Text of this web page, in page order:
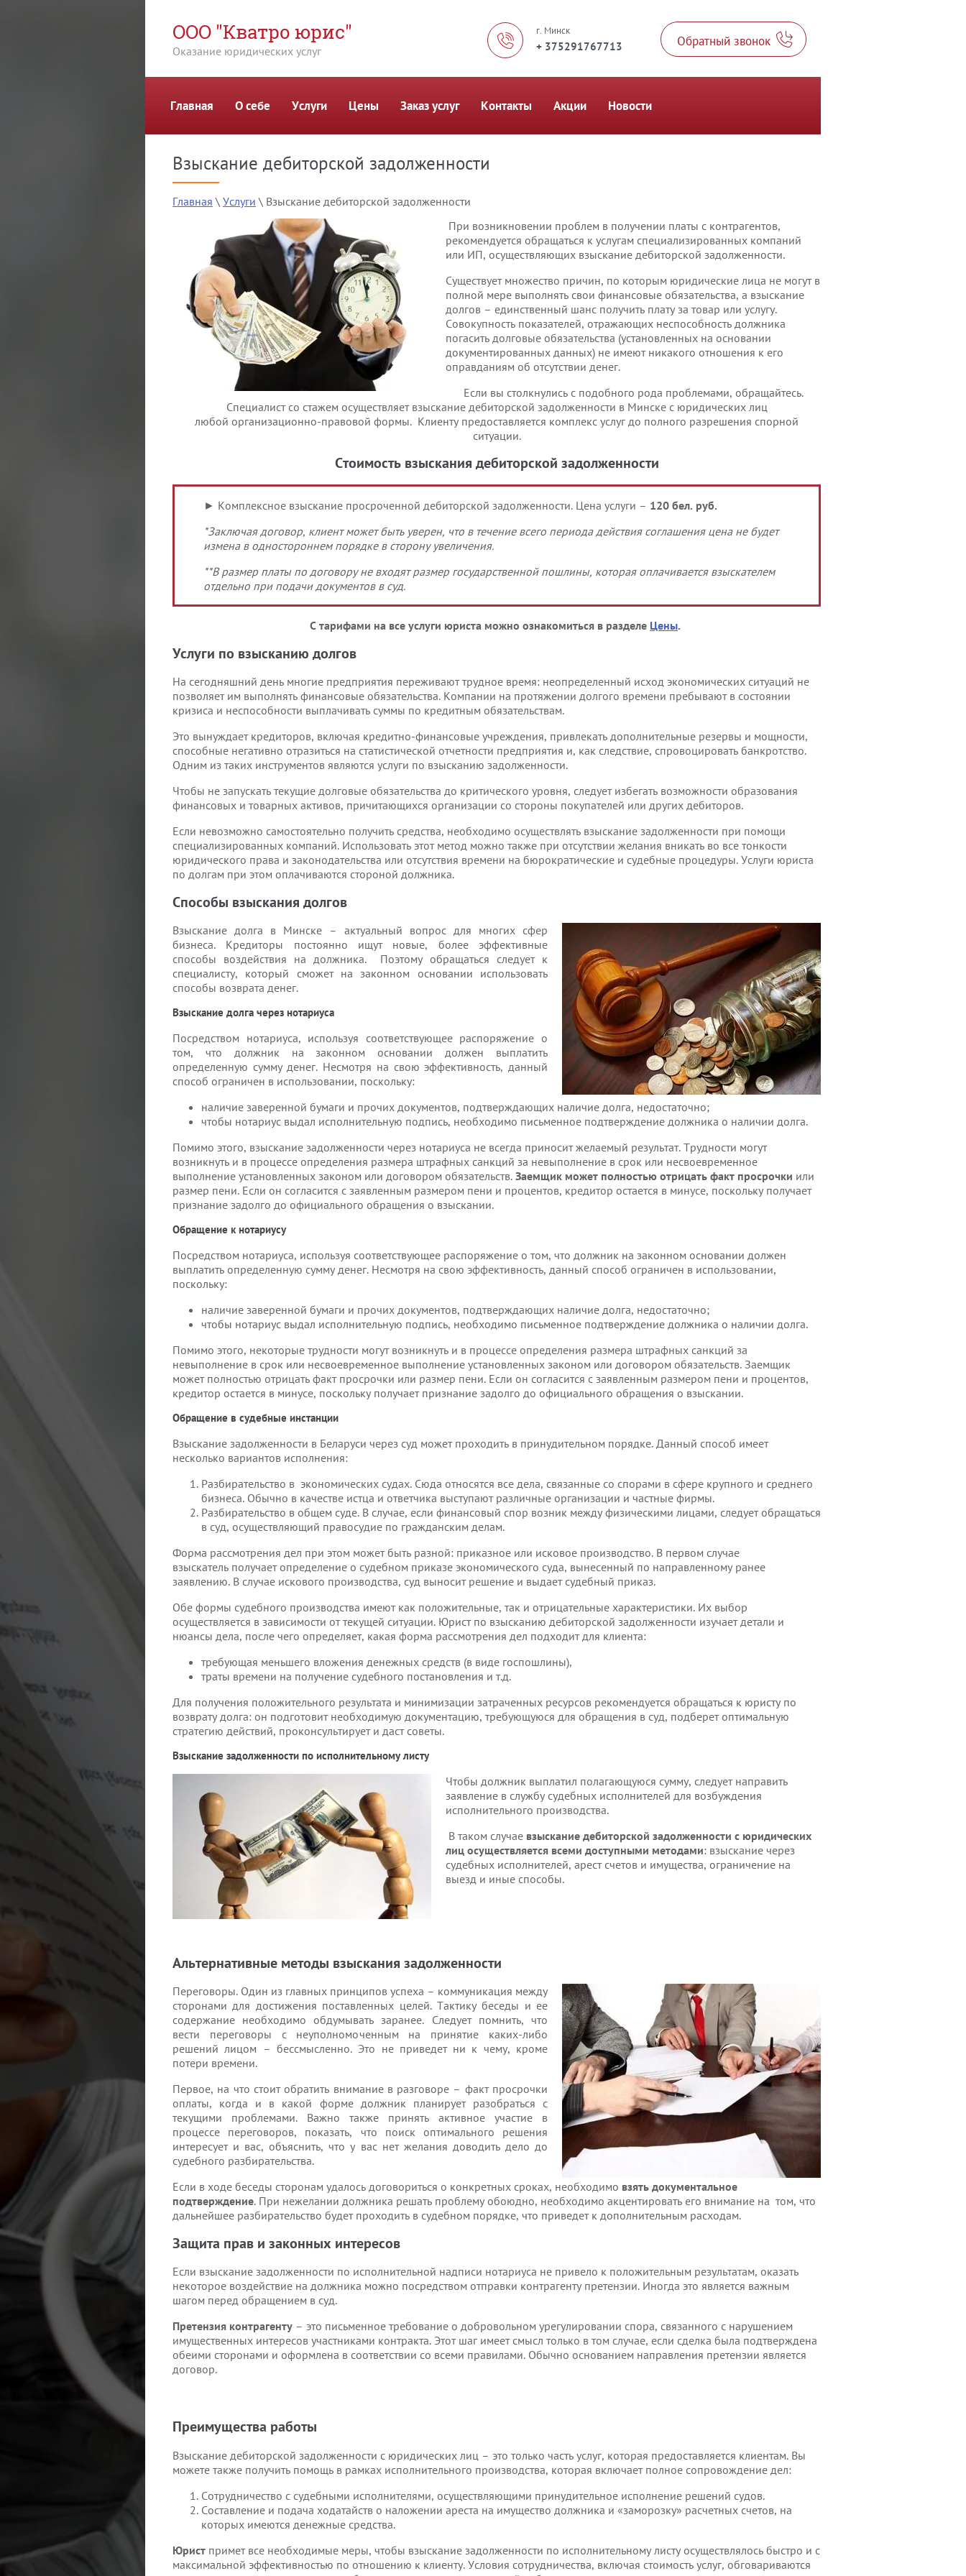
ООО "Кватро юрис"
Оказание юридических услуг
г. Минск
+ 375291767713 Обратный звонок
Главная О себе Услуги Цены Заказ услуг Контакты Акции Новости
Взыскание дебиторской задолженности
Главная \ Услуги \ Взыскание дебиторской задолженности
При возникновении проблем в получении платы с контрагентов,
рекомендуется обращаться к услугам специализированных компаний
или ИП, осуществляющих взыскание дебиторской задолженности.
Существует множество причин, по которым юридические лица не могут в
полной мере выполнять свои финансовые обязательства, а взыскание
долгов – единственный шанс получить плату за товар или услугу.
Совокупность показателей, отражающих неспособность должника
погасить долговые обязательства (установленных на основании
документированных данных) не имеют никакого отношения к его
оправданиям об отсутствии денег.
Если вы столкнулись с подобного рода проблемами, обращайтесь.
Специалист со стажем осуществляет взыскание дебиторской задолженности в Минске с юридических лиц
любой организационно-правовой формы. Клиенту предоставляется комплекс услуг до полного разрешения спорной
ситуации.
Стоимость взыскания дебиторской задолженности
► Комплексное взыскание просроченной дебиторской задолженности. Цена услуги – 120 бел. руб.
*Заключая договор, клиент может быть уверен, что в течение всего периода действия соглашения цена не будет
измена в одностороннем порядке в сторону увеличения.
**В размер платы по договору не входят размер государственной пошлины, которая оплачивается взыскателем
отдельно при подачи документов в суд.
С тарифами на все услуги юриста можно ознакомиться в разделе Цены.
Услуги по взысканию долгов
На сегодняшний день многие предприятия переживают трудное время: неопределенный исход экономических ситуаций не
позволяет им выполнять финансовые обязательства. Компании на протяжении долгого времени пребывают в состоянии
кризиса и неспособности выплачивать суммы по кредитным обязательствам.
Это вынуждает кредиторов, включая кредитно-финансовые учреждения, привлекать дополнительные резервы и мощности,
способные негативно отразиться на статистической отчетности предприятия и, как следствие, спровоцировать банкротство.
Одним из таких инструментов являются услуги по взысканию задолженности.
Чтобы не запускать текущие долговые обязательства до критического уровня, следует избегать возможности образования
финансовых и товарных активов, причитающихся организации со стороны покупателей или других дебиторов.
Если невозможно самостоятельно получить средства, необходимо осуществлять взыскание задолженности при помощи
специализированных компаний. Использовать этот метод можно также при отсутствии желания вникать во все тонкости
юридического права и законодательства или отсутствия времени на бюрократические и судебные процедуры. Услуги юриста
по долгам при этом оплачиваются стороной должника.
Способы взыскания долгов
Взыскание долга в Минске – актуальный вопрос для многих сфер
бизнеса. Кредиторы постоянно ищут новые, более эффективные
способы воздействия на должника. Поэтому обращаться следует к
специалисту, который сможет на законном основании использовать
способы возврата денег.
Взыскание долга через нотариуса
Посредством нотариуса, используя соответствующее распоряжение о
том, что должник на законном основании должен выплатить
определенную сумму денег. Несмотря на свою эффективность, данный
способ ограничен в использовании, поскольку:
наличие заверенной бумаги и прочих документов, подтверждающих наличие долга, недостаточно;
чтобы нотариус выдал исполнительную подпись, необходимо письменное подтверждение должника о наличии долга.
Помимо этого, взыскание задолженности через нотариуса не всегда приносит желаемый результат. Трудности могут
возникнуть и в процессе определения размера штрафных санкций за невыполнение в срок или несвоевременное
выполнение установленных законом или договором обязательств. Заемщик может полностью отрицать факт просрочки или
размер пени. Если он согласится с заявленным размером пени и процентов, кредитор остается в минусе, поскольку получает
признание задолго до официального обращения о взыскании.
Обращение к нотариусу
Посредством нотариуса, используя соответствующее распоряжение о том, что должник на законном основании должен
выплатить определенную сумму денег. Несмотря на свою эффективность, данный способ ограничен в использовании,
поскольку:
наличие заверенной бумаги и прочих документов, подтверждающих наличие долга, недостаточно;
чтобы нотариус выдал исполнительную подпись, необходимо письменное подтверждение должника о наличии долга.
Помимо этого, некоторые трудности могут возникнуть и в процессе определения размера штрафных санкций за
невыполнение в срок или несвоевременное выполнение установленных законом или договором обязательств. Заемщик
может полностью отрицать факт просрочки или размер пени. Если он согласится с заявленным размером пени и процентов,
кредитор остается в минусе, поскольку получает признание задолго до официального обращения о взыскании.
Обращение в судебные инстанции
Взыскание задолженности в Беларуси через суд может проходить в принудительном порядке. Данный способ имеет
несколько вариантов исполнения:
Разбирательство в экономических судах. Сюда относятся все дела, связанные со спорами в сфере крупного и среднего
бизнеса. Обычно в качестве истца и ответчика выступают различные организации и частные фирмы.
Разбирательство в общем суде. В случае, если финансовый спор возник между физическими лицами, следует обращаться
в суд, осуществляющий правосудие по гражданским делам.
Форма рассмотрения дел при этом может быть разной: приказное или исковое производство. В первом случае
взыскатель получает определение о судебном приказе экономического суда, вынесенный по направленному ранее
заявлению. В случае искового производства, суд выносит решение и выдает судебный приказ.
Обе формы судебного производства имеют как положительные, так и отрицательные характеристики. Их выбор
осуществляется в зависимости от текущей ситуации. Юрист по взысканию дебиторской задолженности изучает детали и
нюансы дела, после чего определяет, какая форма рассмотрения дел подходит для клиента:
требующая меньшего вложения денежных средств (в виде госпошлины),
траты времени на получение судебного постановления и т.д.
Для получения положительного результата и минимизации затраченных ресурсов рекомендуется обращаться к юристу по
возврату долга: он подготовит необходимую документацию, требующуюся для обращения в суд, подберет оптимальную
стратегию действий, проконсультирует и даст советы.
Взыскание задолженности по исполнительному листу
Чтобы должник выплатил полагающуюся сумму, следует направить
заявление в службу судебных исполнителей для возбуждения
исполнительного производства.
В таком случае взыскание дебиторской задолженности с юридических
лиц осуществляется всеми доступными методами: взыскание через
судебных исполнителей, арест счетов и имущества, ограничение на
выезд и иные способы.
Альтернативные методы взыскания задолженности
Переговоры. Один из главных принципов успеха – коммуникация между
сторонами для достижения поставленных целей. Тактику беседы и ее
содержание необходимо обдумывать заранее. Следует помнить, что
вести переговоры с неуполномоченным на принятие каких-либо
решений лицом – бессмысленно. Это не приведет ни к чему, кроме
потери времени.
Первое, на что стоит обратить внимание в разговоре – факт просрочки
оплаты, когда и в какой форме должник планирует разобраться с
текущими проблемами. Важно также принять активное участие в
процессе переговоров, показать, что поиск оптимального решения
интересует и вас, объяснить, что у вас нет желания доводить дело до
судебного разбирательства.
Если в ходе беседы сторонам удалось договориться о конкретных сроках, необходимо взять документальное
подтверждение. При нежелании должника решать проблему обоюдно, необходимо акцентировать его внимание на том, что
дальнейшее разбирательство будет проходить в судебном порядке, что приведет к дополнительным расходам.
Защита прав и законных интересов
Если взыскание задолженности по исполнительной надписи нотариуса не привело к положительным результатам, оказать
некоторое воздействие на должника можно посредством отправки контрагенту претензии. Иногда это является важным
шагом перед обращением в суд.
Претензия контрагенту – это письменное требование о добровольном урегулировании спора, связанного с нарушением
имущественных интересов участниками контракта. Этот шаг имеет смысл только в том случае, если сделка была подтверждена
обеими сторонами и оформлена в соответствии со всеми правилами. Обычно основанием направления претензии является
договор.
Преимущества работы
Взыскание дебиторской задолженности с юридических лиц – это только часть услуг, которая предоставляется клиентам. Вы
можете также получить помощь в рамках исполнительного производства, которая включает полное сопровождение дел:
Сотрудничество с судебными исполнителями, осуществляющими принудительное исполнение решений судов.
Составление и подача ходатайств о наложении ареста на имущество должника и «заморозку» расчетных счетов, на
которых имеются денежные средства.
Юрист примет все необходимые меры, чтобы взыскание задолженности по исполнительному листу осуществлялось быстро и с
максимальной эффективностью по отношению к клиенту. Условия сотрудничества, включая стоимость услуг, обговариваются